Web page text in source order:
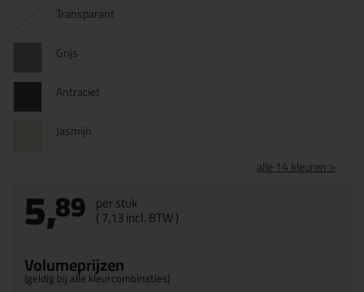
Transparant
Grijs
Antraciet
Jasmijn
alle 14 kleuren >
5,89 per stuk
(7,13incl. BTW )
Volumeprijzen
(geldig bij alle kleurcombinaties)